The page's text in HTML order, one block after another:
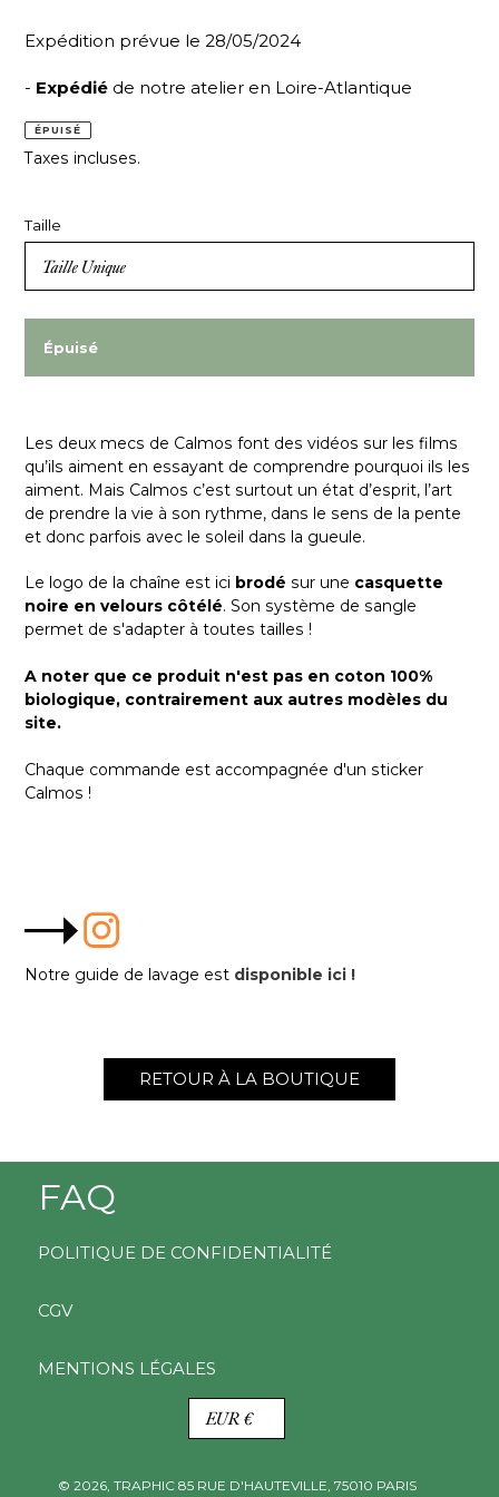
Expédition prévue le 28/05/2024
- Expédié de notre atelier en Loire-Atlantique
ÉPUISÉ
Taxes incluses.
Taille
Épuisé
Les deux mecs de Calmos font des vidéos sur les films
qu’ils aiment en essayant de comprendre pourquoi ils les
aiment. Mais Calmos c’est surtout un état d’esprit, l’art
de prendre la vie à son rythme, dans le sens de la pente
et donc parfois avec le soleil dans la gueule.
Le logo de la chaîne est ici brodé sur une casquette
noire en velours côtélé. Son système de sangle
permet de s'adapter à toutes tailles !
A noter que ce produit n'est pas en coton 100%
biologique, contrairement aux autres modèles du
site.
Chaque commande est accompagnée d'un sticker
Calmos !
Notre guide de lavage est disponible ici !
RETOUR À LA BOUTIQUE
FAQ
POLITIQUE DE CONFIDENTIALITÉ
CGV
MENTIONS LÉGALES
I
EUR €
© 2026, TRAPHIC85 RUE D'HAUTEVILLE, 75010 PARIS